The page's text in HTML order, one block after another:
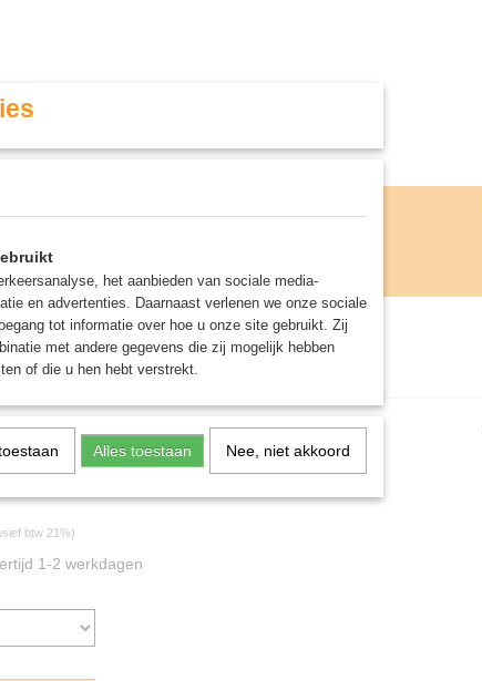
ROLE PLAYING GAMES AGENDA
Uitbreiding - Uitbreiding
Eindelijk een
- Uitbreiding
btw 21%)
1-2 werkdagen
het aanbieden van sociale media-
en advertenties. Daarnaast verlenen we onze sociale
tot informatie over hoe u onze site gebruikt. Zij
met andere gegevens die zij mogelijk hebben
of die u hen hebt verstrekt.
Alles toestaan Nee, niet akkoord